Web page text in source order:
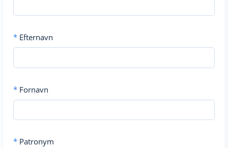
* Efternavn
* Fornavn
* Patronym